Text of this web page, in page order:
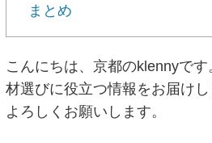
まとめ
こんにちは、京都のklennyで
材選びに役立つ情報をお届け
よろしくお願いします。